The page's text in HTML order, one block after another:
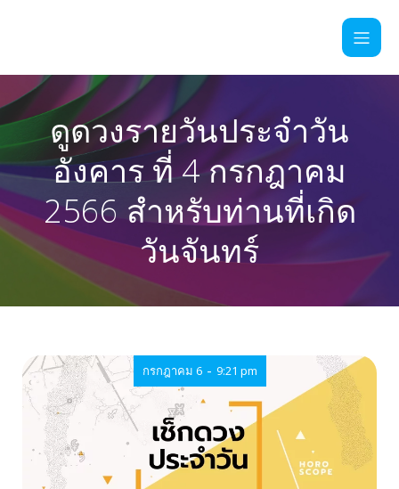
ดูดวงรายวันประจำวัน
อังคาร ที่ 4 กรกฎาคม
2566 สำหรับท่านที่เกิด
วันจันทร์
กรกฎาคม 6 - 9:21 pm